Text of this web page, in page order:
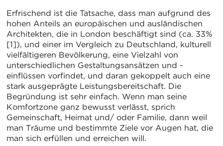
Erfrischend ist die Tatsache, dass man aufgrund des
hohen Anteils an europäischen und ausländischen
Architekten, die in London beschäftigt sind (ca. 33%
[1]), und einer im Vergleich zu Deutschland, kulturell
vielfältigeren Bevölkerung, eine Vielzahl von
unterschiedlichen Gestaltungsansätzen und -
einflüssen vorfindet, und daran gekoppelt auch eine
stark ausgeprägte Leistungsbereitschaft. Die
Begründung ist sehr einfach. Wenn man seine
Komfortzone ganz bewusst verlässt, sprich
Gemeinschaft, Heimat und/ oder Familie, dann weil
man Träume und bestimmte Ziele vor Augen hat, die
man sich erfüllen und erreichen will.